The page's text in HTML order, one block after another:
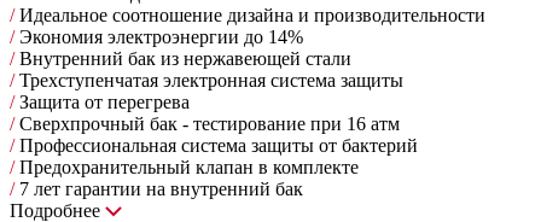
/Идеальное соотношение дизайна и производительности
/Экономия электроэнергии до 14%
/Внутренний бак из нержавеющей стали
/Трехступенчатая электронная система защиты
/Защита от перегрева
/Сверхпрочный бак - тестирование при 16 атм
/Профессиональная система защиты от бактерий
/Предохранительный клапан в комплекте
/7 лет гарантии на внутренний бак
Подробнее